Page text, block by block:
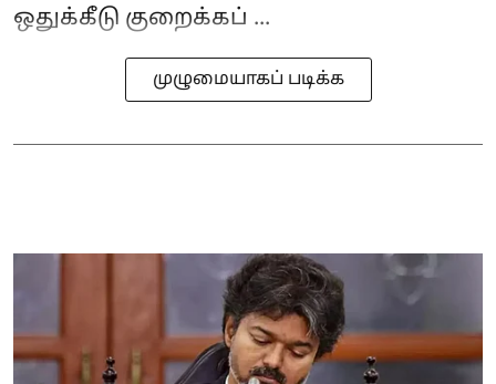
ஒதுக்கீடு குறைக்கப் ...
முழுமையாகப் படிக்க